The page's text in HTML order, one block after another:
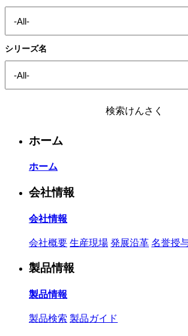
シリーズ名
検索けんさく
ホーム
ホーム
会社情報
会社情報
会社概要 生産現場 発展沿革 名誉授
製品情報
製品情報
製品検索 製品ガイド